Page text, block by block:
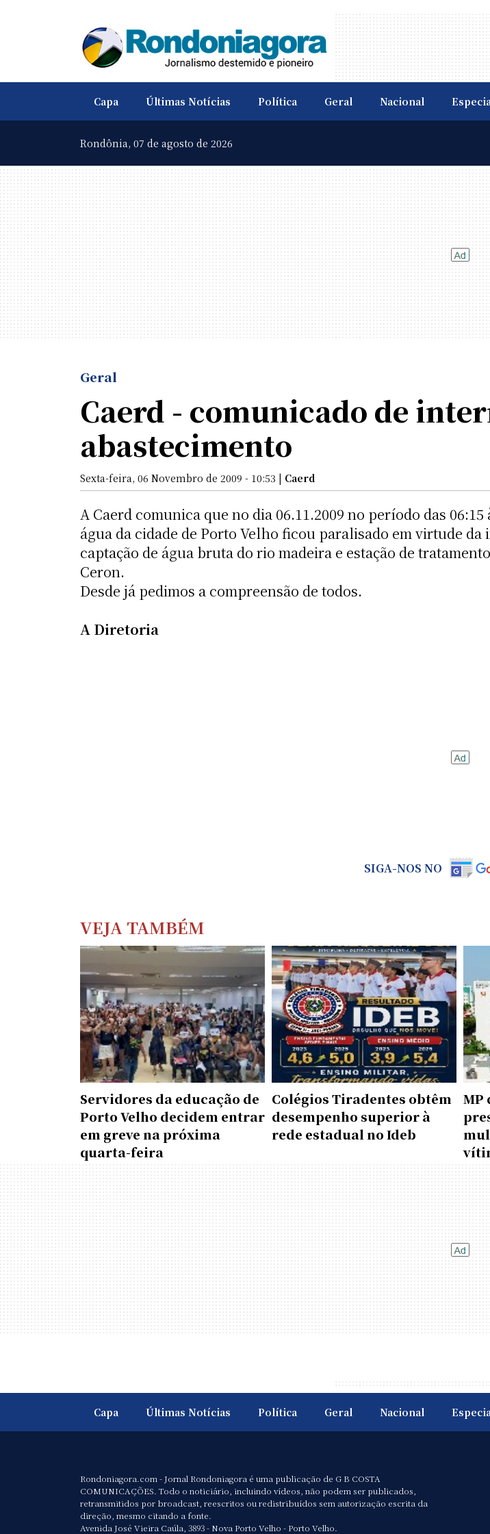
Capa Últimas Notícias Política Geral Nacional
Rondônia, 07 de agosto de 2026
Geral
Caerd - comunicado de
abastecimento
Sexta-feira, 06 Novembro de 2009 - 10:53 | Caerd
A Caerd comunica que no dia 06.11.2009 no período das
água da cidade de Porto Velho ficou paralisado em virtude
captação de água bruta do rio madeira e estação de
Ceron.
Desde já pedimos a compreensão de todos.
A Diretoria
SIGA-NOS NO
VEJA TAMBÉM
Servidores da educação de
Porto Velho decidem entrar
em greve na próxima
quarta-feira
Colégios Tiradentes obtêm
desempenho superior à
rede estadual no Ideb
MP
Capa Últimas Notícias Política Geral Nacional
Rondoniagora.com - Jornal Rondoniagora é uma publicação de G B COSTA
COMUNICAÇÕES. Todo o noticiário, incluindo vídeos, não podem ser publicados,
retransmitidos por broadcast, reescritos ou redistribuídos sem autorização escrita da
direção, mesmo citando a fonte.
Avenida José Vieira Caúla, 3893 - Nova Porto Velho - Porto Velho.